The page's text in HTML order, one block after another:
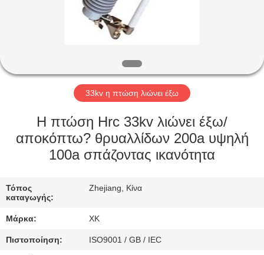
ΓΎΡΟΣ
ΕΡΓΟΣΤΑΣΊΩΝ
ΠΟΙΟΤΙΚΌΣ
ΈΛΕΓΧΟΣ
ΜΑΣ
ΕΛΆΤΕ
ΕΠΑΦΉ
33kv η πτώση λιώνει έξω
Η πτώση Hrc 33kv λιώνει έξω/
αποκόπτω? θρυαλλίδων 200a υψηλή
100a σπάζοντας ικανότητα
Τόπος
καταγωγής:
Zhejiang, Κίνα
Μάρκα: XK
Πιστοποίηση: ISO9001 / GB / IEC